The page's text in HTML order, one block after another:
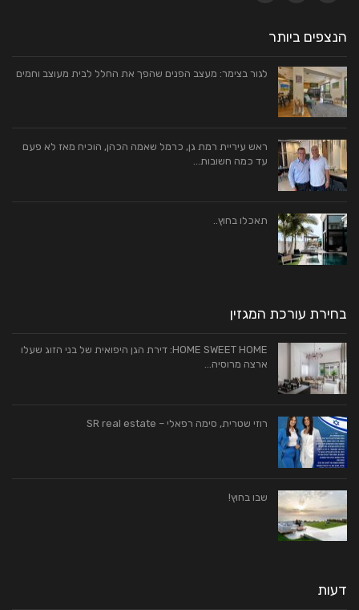
הנצפים ביותר
לגור בצימר: מעצב הפנים שהפך את החלל לבית מעוצב וחמים
ראש עיריית רמת גן, כרמל שאמה הכהן, הוכיח מאז לא פעם
עד כמה חשובות…
תאכלו בחוץ..
בחירת עורכת המגזין
HOME SWEET HOME: דירת הגן היפואית של בני הזוג שעלו
ארצה מרוסיה…
רוזי שטרית, סימה רפאלי – SR real estate
שבו בחוץ!
דעות